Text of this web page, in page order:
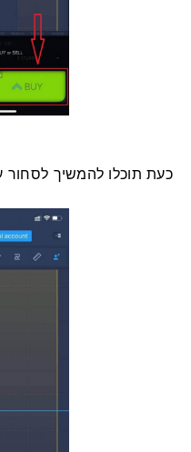
כעת תוכלו להמשיך לסחור עם 10,000 דולר